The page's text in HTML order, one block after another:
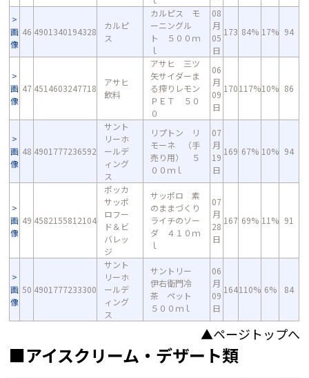
画
像
46 4901340194328
カルピ
ス
カルピス モ
ーニングル
ト ５００ｍ
ｌ
08
月
05
日
173 84% 17% 94
画
像
47 4514603247718
アサヒ
飲料
アサヒ 三ツ
矢サイダーま
る搾りレモン
ＰＥＴ ５０
０
06
月
09
日
170117%10% 86
画
像
48 4901777236592
サント
リーホ
ールデ
ィング
ス
リプトン リ
モーネ （手
売り用） ５
００ｍｌ
07
月
19
日
169 67% 10% 94
画
像
49 4582155812104
ポッカ
サッポ
ロフー
ド＆ビ
バレッ
ジ
サッポロ 素
のままづくり
ライチのソー
ダ ４１０ｍ
ｌ
07
月
28
日
167 69% 11% 91
画
像
50 4901777233300
サント
リーホ
ールデ
ィング
ス
サントリー
伊右衛門冷
茶 ペット
５００ｍｌ
06
月
09
日
164110% 6% 84
▲ページトップへ
■アイスクリーム・デザート類